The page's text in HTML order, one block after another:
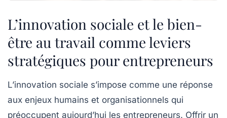
L’innovation sociale et le bien-
être au travail comme leviers
stratégiques pour entrepreneurs
L’innovation sociale s’impose comme une réponse
aux enjeux humains et organisationnels qui
préoccupent aujourd’hui les entrepreneurs. Offrir un